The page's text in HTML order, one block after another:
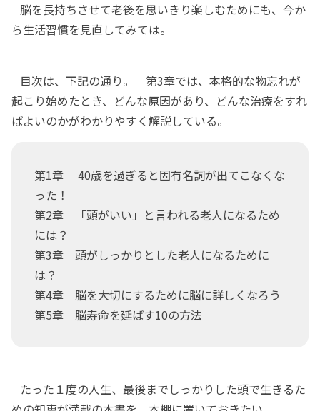
脳を長持ちさせて老後を思いきり楽しむためにも、今か
ら生活習慣を見直してみては。
目次は、下記の通り。 第3章では、本格的な物忘れが
起こり始めたとき、どんな原因があり、どんな治療をすれ
ばよいのかがわかりやすく解説している。
第1章 40歳を過ぎると固有名詞が出てこなくな
った！
第2章 「頭がいい」と言われる老人になるため
には？
第3章 頭がしっかりとした老人になるために
は？
第4章 脳を大切にするために脳に詳しくなろう
第5章 脳寿命を延ばす10の方法
たった１度の人生、最後までしっかりした頭で生きるた